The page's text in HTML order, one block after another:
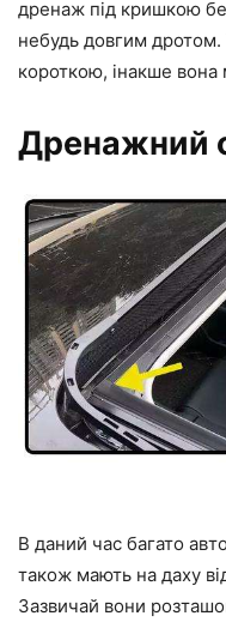
дренаж під кришкою
небудь довгим дротом.
короткою, інакше вона
Дренажний
В даний час багато
також мають на даху
Зазвичай вони